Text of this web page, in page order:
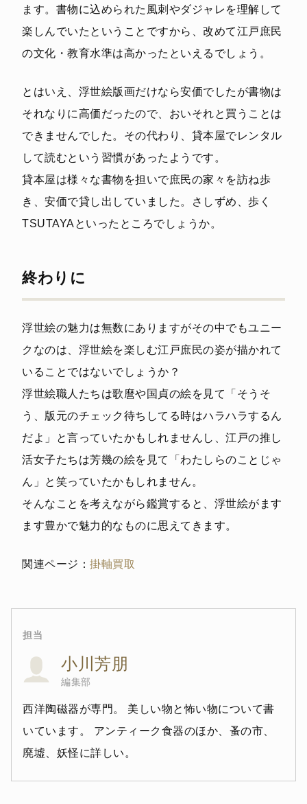
ます。書物に込められた風刺やダジャレを理解して
楽しんでいたということですから、改めて江戸庶民
の文化・教育水準は高かったといえるでしょう。
とはいえ、浮世絵版画だけなら安価でしたが書物は
それなりに高価だったので、おいそれと買うことは
できませんでした。その代わり、貸本屋でレンタル
して読むという習慣があったようです。
貸本屋は様々な書物を担いで庶民の家々を訪ね歩
き、安価で貸し出していました。さしずめ、歩く
TSUTAYAといったところでしょうか。
終わりに
浮世絵の魅力は無数にありますがその中でもユニー
クなのは、浮世絵を楽しむ江戸庶民の姿が描かれて
いることではないでしょうか？
浮世絵職人たちは歌麿や国貞の絵を見て「そうそ
う、版元のチェック待ちしてる時はハラハラするん
だよ」と言っていたかもしれませんし、江戸の推し
活女子たちは芳幾の絵を見て「わたしらのことじゃ
ん」と笑っていたかもしれません。
そんなことを考えながら鑑賞すると、浮世絵がます
ます豊かで魅力的なものに思えてきます。
関連ページ： 掛軸買取
担当
小川芳朋
編集部
西洋陶磁器が専門。 美しい物と怖い物について書
いています。 アンティーク食器のほか、蚤の市、
廃墟、妖怪に詳しい。